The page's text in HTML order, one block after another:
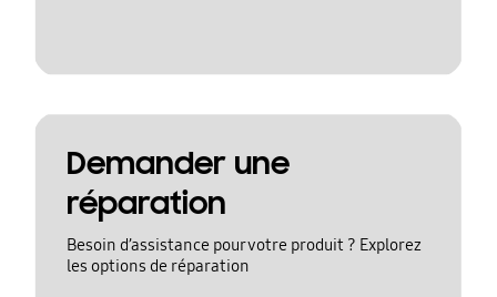
Demander une
réparation
Besoin d’assistance pour votre produit ? Explorez
les options de réparation